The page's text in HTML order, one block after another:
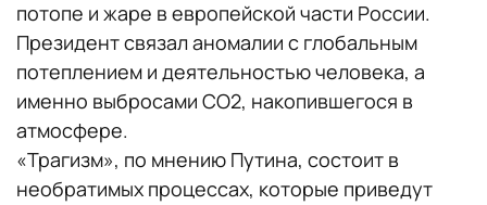
потопе и жаре в европейской части России.
Президент связал аномалии с глобальным
потеплением и деятельностью человека, а
именно выбросами CO2, накопившегося в
атмосфере.
«Трагизм», по мнению Путина, состоит в
необратимых процессах, которые приведут